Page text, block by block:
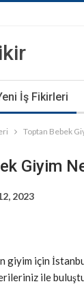
İş Fikirleri
Toptan Bebek
Giyim
2023
giyim için
ile